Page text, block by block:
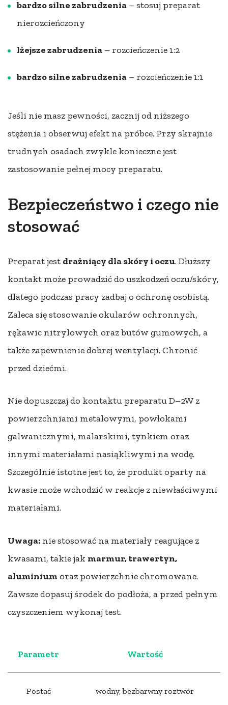
bardzo silne zabrudzenia – stosuj preparat
nierozcieńczony
lżejsze zabrudzenia – rozcieńczenie 1:2
bardzo silne zabrudzenia – rozcieńczenie 1:1
Jeśli nie masz pewności, zacznij od niższego
stężenia i obserwuj efekt na próbce. Przy skrajnie
trudnych osadach zwykle konieczne jest
zastosowanie pełnej mocy preparatu.
Bezpieczeństwo i czego nie
stosować
Preparat jest drażniący dla skóry i oczu. Dłuższy
kontakt może prowadzić do uszkodzeń oczu/skóry,
dlatego podczas pracy zadbaj o ochronę osobistą.
Zaleca się stosowanie okularów ochronnych,
rękawic nitrylowych oraz butów gumowych, a
także zapewnienie dobrej wentylacji. Chronić
przed dziećmi.
Nie dopuszczaj do kontaktu preparatu D–2W z
powierzchniami metalowymi, powłokami
galwanicznymi, malarskimi, tynkiem oraz
innymi materiałami nasiąkliwymi na wodę.
Szczególnie istotne jest to, że produkt oparty na
kwasie może wchodzić w reakcje z niewłaściwymi
materiałami.
Uwaga: nie stosować na materiały reagujące z
kwasami, takie jak marmur, trawertyn,
aluminium oraz powierzchnie chromowane.
Zawsze dopasuj środek do podłoża, a przed pełnym
czyszczeniem wykonaj test.
Parametr Wartość
Postać wodny, bezbarwny roztwór